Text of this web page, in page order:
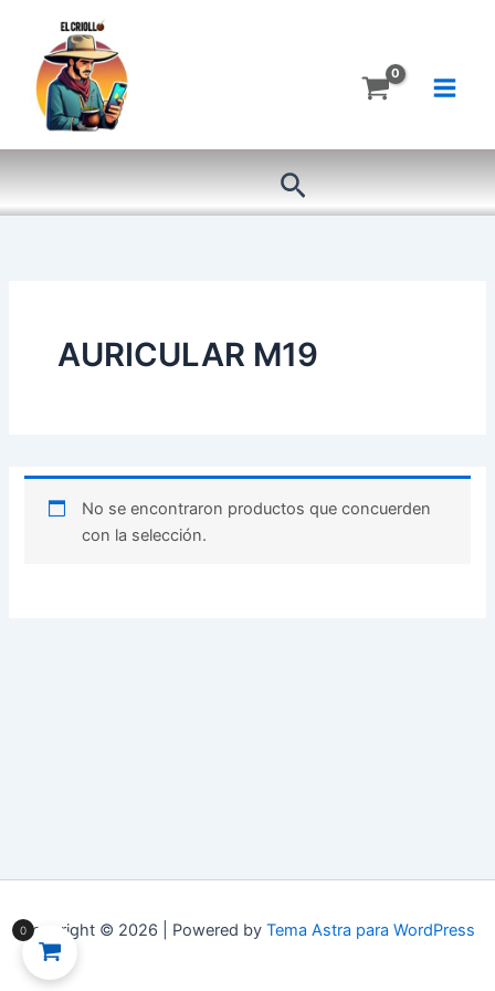
contenido
Buscar
AURICULAR M19
No se encontraron productos que concuerden
con la selección.
Copyright © 2026 | Powered by Tema Astra para WordPress
0